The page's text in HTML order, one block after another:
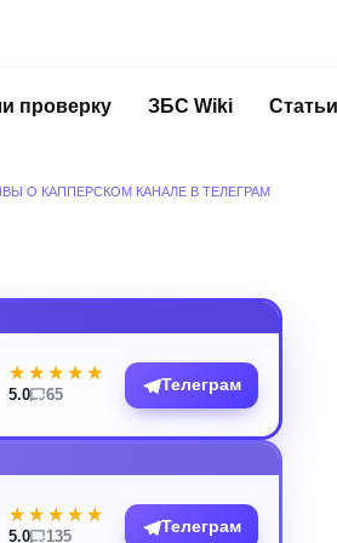
проверку ЗБС Wiki Статьи
О КАППЕРСКОМ КАНАЛЕ В ТЕЛЕГРАМ
★★★★★
★★★★★
5.0 65
Телеграм
★★★★★
★★★★★
5.0 135
Телеграм